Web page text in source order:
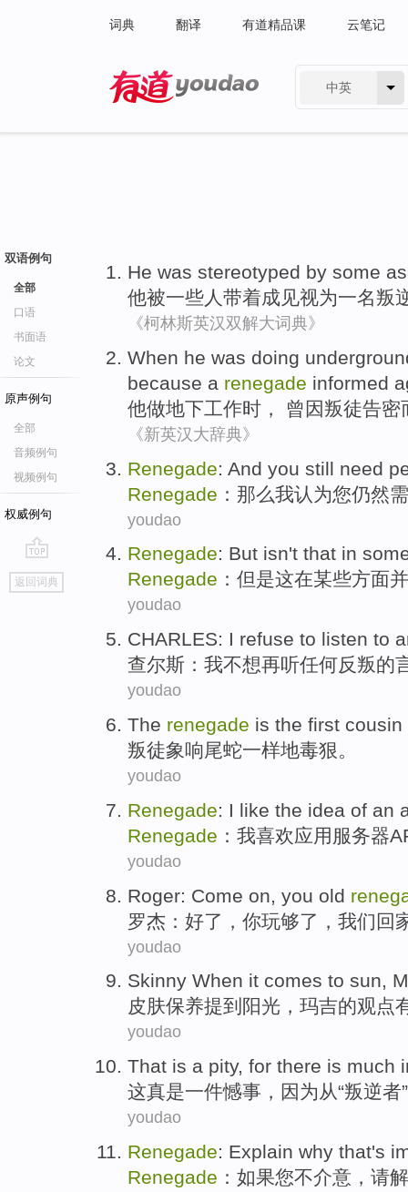
词典 翻译 有道精品课 云笔记
中英
双语例句
全部
口语
书面语
论文
原声例句
全部
音频例句
视频例句
权威例句
go
top
返回词典
He was stereotyped by some
他被一些人 带着成见视为一名叛
《柯林斯英汉双解大词典》
When he was doing
because a renegade informed
他做地下工作时 ， 曾因叛徒告密
《新英汉大辞典》
Renegade: And you still need
Renegade ： 那么我认为您仍然
youdao
Renegade: But isn't that in
Renegade ： 但是这在某些方面并
youdao
CHARLES: I refuse to listen to
查尔斯 ： 我不想再听任何反叛的
youdao
The renegade is the first
叛徒象响尾蛇一样地毒狠。
youdao
Renegade: I like the idea of an
Renegade ： 我喜欢应用 服务器
youdao
Roger: Come on, you old
罗杰 ： 好了， 你玩够了， 我们 回
youdao
Skinny When it comes to sun,
皮肤保养提到 阳光 ， 玛吉的观点
youdao
That is a pity, for there is much
这真是一件憾事 ， 因为 从“叛逆者
youdao
Renegade: Explain why that's
Renegade ： 如果您不介意 ，请